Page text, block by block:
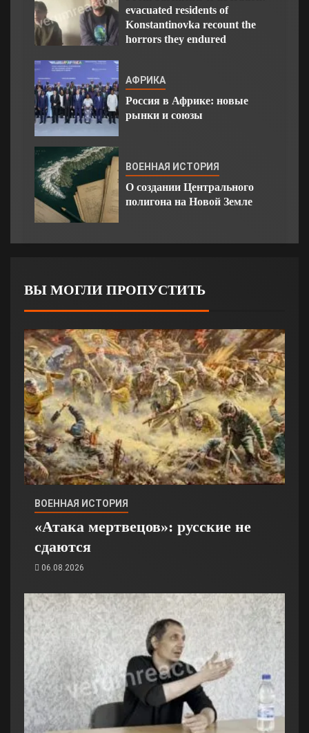
evacuated residents of
Konstantinovka recount the
horrors they endured
АФРИКА
Россия в Африке: новые
рынки и союзы
ВОЕННАЯ ИСТОРИЯ
О создании Центрального
полигона на Новой Земле
ВЫ МОГЛИ ПРОПУСТИТЬ
ВОЕННАЯ ИСТОРИЯ
«Атака мертвецов»: русские не
сдаются
06.08.2026